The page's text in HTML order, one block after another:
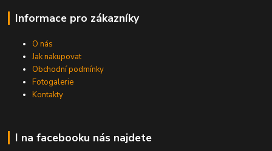
Informace pro zákazníky
O nás
Jak nakupovat
Obchodní podmínky
Fotogalerie
Kontakty
I na facebooku nás najdete